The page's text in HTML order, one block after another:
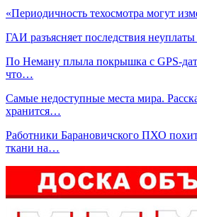
«Периодичность техосмотра могут
ГАИ разъясняет последствия
По Неману плыла покрышка с GPS-
что…
Самые недоступные места мира.
хранится…
Работники Барановичского ПХО
ткани на…